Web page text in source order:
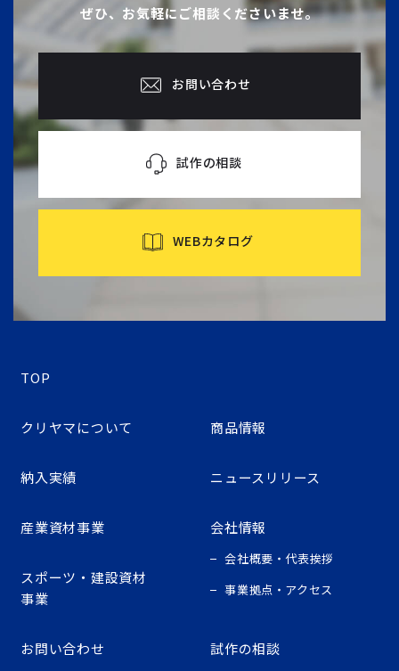
ぜひ、お気軽にご相談くださいませ。
お問い合わせ
試作の相談
WEBカタログ
TOP
クリヤマについて 商品情報
納入実績 ニュースリリース
産業資材事業
スポーツ・建設資材
事業
会社情報
会社概要・代表挨拶
事業拠点・アクセス
お問い合わせ 試作の相談